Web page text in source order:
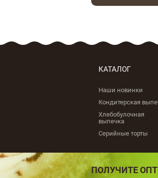
КАТАЛОГ
Наши новинки
Кондитерская
Хлебобулочная
выпечка
Серийные торты
ПОЛУЧИТЕ